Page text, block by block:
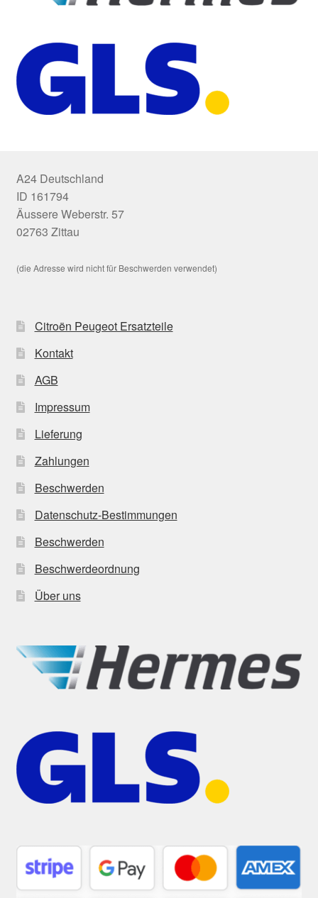
A24 Deutschland
ID 161794
Äussere Weberstr. 57
02763 Zittau
(die Adresse wird nicht für Beschwerden verwendet)
Citroën Peugeot Ersatzteile
Kontakt
AGB
Impressum
Lieferung
Zahlungen
Beschwerden
Datenschutz-Bestimmungen
Beschwerden
Beschwerdeordnung
Über uns